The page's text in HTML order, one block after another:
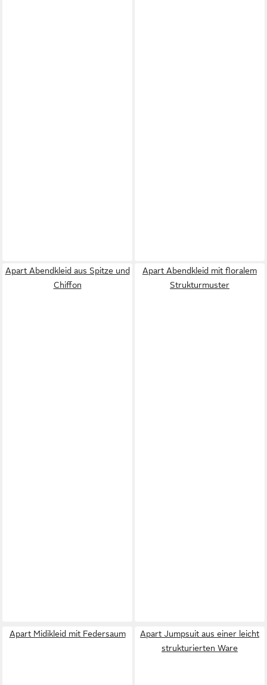
Apart Abendkleid aus Spitze und
Chiffon
Apart Abendkleid mit floralem
Strukturmuster
Apart Midikleid mit Federsaum
Apart Jumpsuit aus einer leicht
strukturierten Ware